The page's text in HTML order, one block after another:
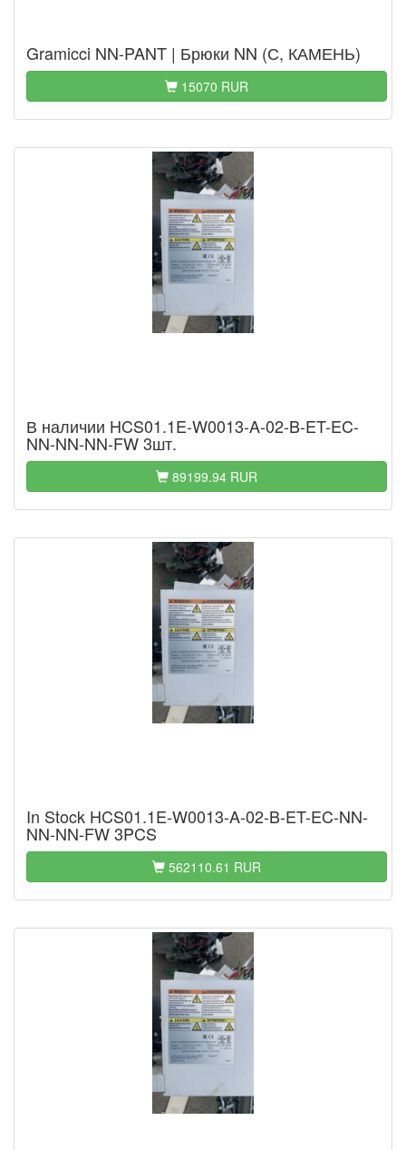
Gramicci NN-PANT | Брюки NN (С, КАМЕНЬ)
15070 RUR
В наличии HCS01.1E-W0013-A-02-B-ET-EC-
NN-NN-NN-FW 3шт.
89199.94 RUR
In Stock HCS01.1E-W0013-A-02-B-ET-EC-NN-
NN-NN-FW 3PCS
562110.61 RUR